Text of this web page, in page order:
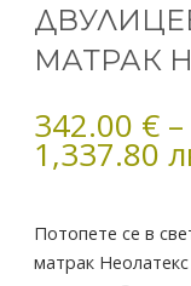
МАТРАК
342.00 € –
1,337.80
Потопете се в
матрак
МАТРАК
НЕОЛАТЕКС